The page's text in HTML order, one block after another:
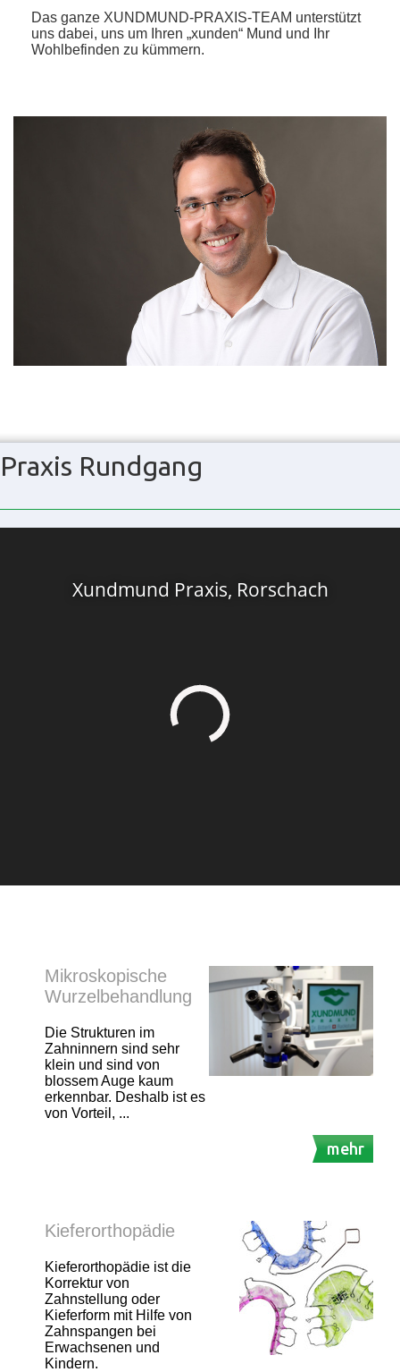
Das ganze XUNDMUND-PRAXIS-TEAM unterstützt
uns dabei, uns um Ihren „xunden“ Mund und Ihr
Wohlbefinden zu kümmern.
Praxis Rundgang
Mikroskopische
Wurzelbehandlung
Die Strukturen im
Zahninnern sind sehr
klein und sind von
blossem Auge kaum
erkennbar. Deshalb ist es
von Vorteil, ...
mehr
Kieferorthopädie
Kieferorthopädie ist die
Korrektur von
Zahnstellung oder
Kieferform mit Hilfe von
Zahnspangen bei
Erwachsenen und
Kindern.